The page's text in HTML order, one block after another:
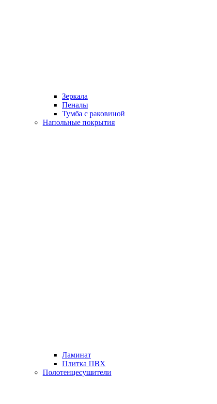
Зеркала
Пеналы
Тумба с раковиной
Напольные покрытия
Ламинат
Плитка ПВХ
Полотенцесушители